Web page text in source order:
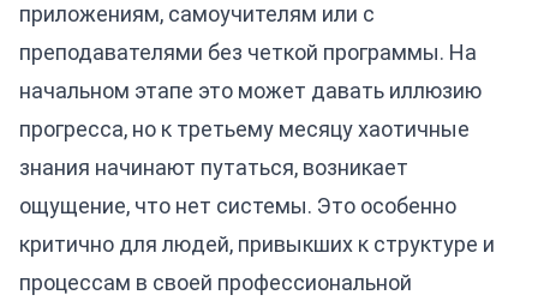
приложениям, самоучителям или с
преподавателями без четкой программы. На
начальном этапе это может давать иллюзию
прогресса, но к третьему месяцу хаотичные
знания начинают путаться, возникает
ощущение, что нет системы. Это особенно
критично для людей, привыкших к структуре и
процессам в своей профессиональной